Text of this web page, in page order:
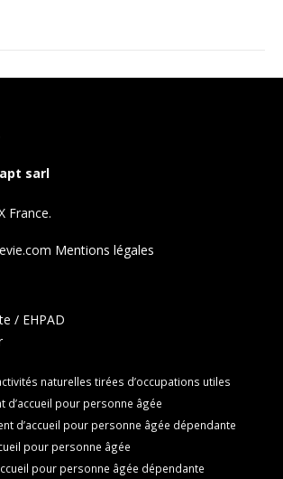
sarl
France.
Mentions légales
/ EHPAD
naturelles tirées d’occupations utiles
d’accueil pour personne âgée
d’accueil pour personne âgée dépendante
pour personne âgée
pour personne âgée dépendante